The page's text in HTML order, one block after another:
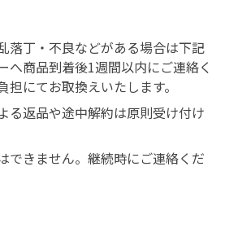
落丁・不良などがある場合は下記
へ商品到着後1週間以内にご連絡く
担にてお取換えいたします。
る返品や途中解約は原則受け付け
できません。継続時にご連絡くだ